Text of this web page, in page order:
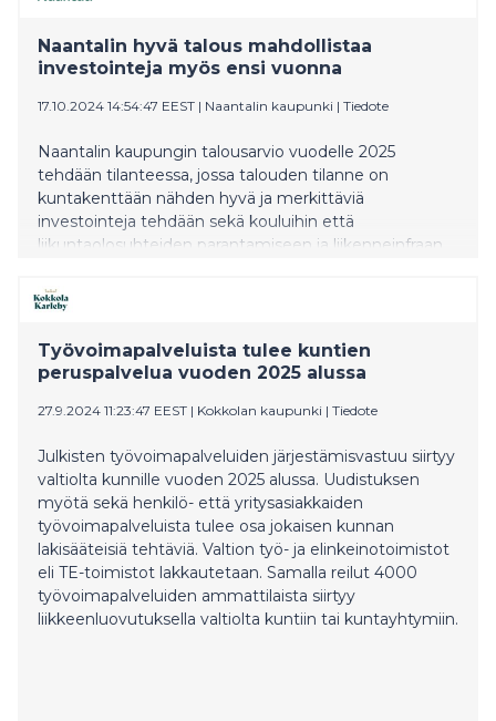
Naantalin hyvä talous mahdollistaa
investointeja myös ensi vuonna
17.10.2024 14:54:47 EEST | Naantalin kaupunki | Tiedote
Naantalin kaupungin talousarvio vuodelle 2025
tehdään tilanteessa, jossa talouden tilanne on
kuntakenttään nähden hyvä ja merkittäviä
investointeja tehdään sekä kouluihin että
liikuntaolosuhteiden parantamiseen ja liikenneinfraan.
Työvoimapalveluista tulee kuntien
peruspalvelua vuoden 2025 alussa
27.9.2024 11:23:47 EEST | Kokkolan kaupunki | Tiedote
Julkisten työvoimapalveluiden järjestämisvastuu siirtyy
valtiolta kunnille vuoden 2025 alussa. Uudistuksen
myötä sekä henkilö- että yritysasiakkaiden
työvoimapalveluista tulee osa jokaisen kunnan
lakisääteisiä tehtäviä. Valtion työ- ja elinkeinotoimistot
eli TE-toimistot lakkautetaan. Samalla reilut 4000
työvoimapalveluiden ammattilaista siirtyy
liikkeenluovutuksella valtiolta kuntiin tai kuntayhtymiin.